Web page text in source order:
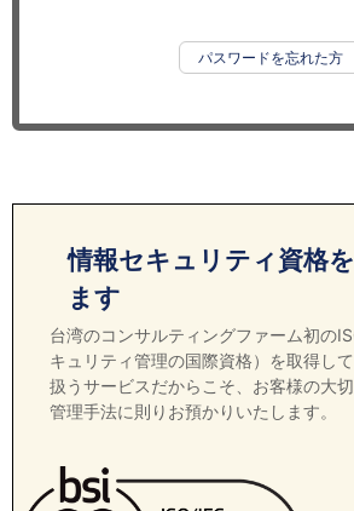
パスワードを忘れた方
情報セキュリティ資格
ます
台湾のコンサルティングファーム初の
キュリティ管理の国際資格）を取得し
扱うサービスだからこそ、お客様の大
管理手法に則りお預かりいたします。